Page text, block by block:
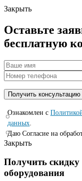
Закрыть
Оставьте
бесплатную
Ознакомлен с
данных
Даю Согласие на
Закрыть
Получить
оборудования